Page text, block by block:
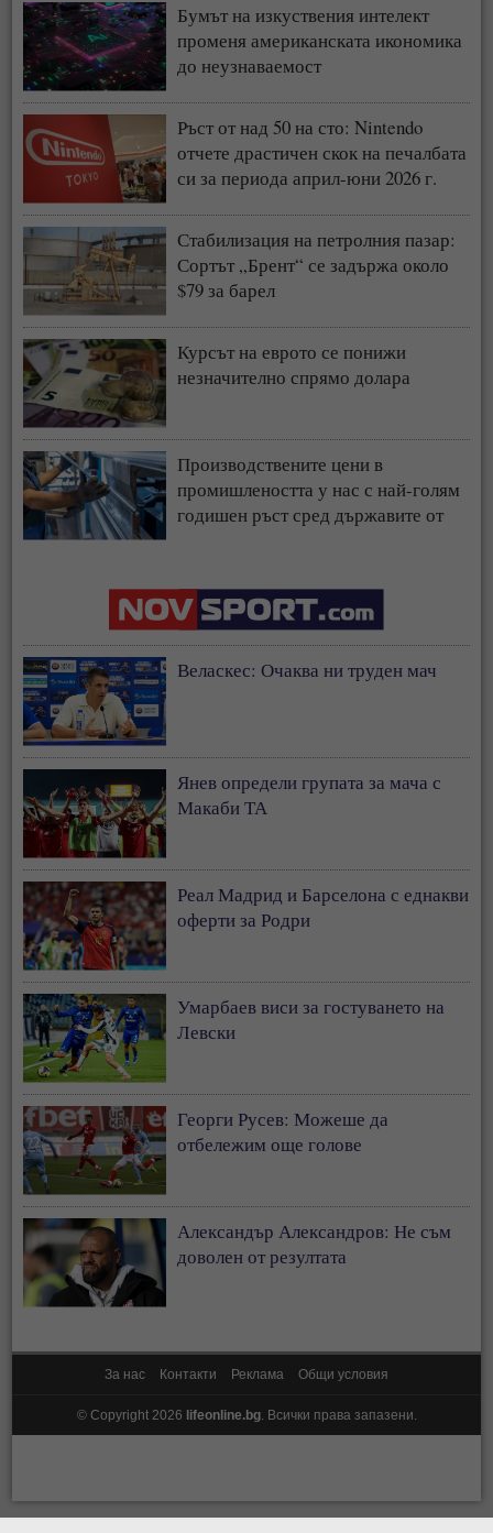
Бумът на изкуствения интелект
променя американската икономика
до неузнаваемост
Ръст от над 50 на сто: Nintendo
отчете драстичен скок на печалбата
си за периода април-юни 2026 г.
Стабилизация на петролния пазар:
Сортът „Брент“ се задържа около
$79 за барел
Курсът на еврото се понижи
незначително спрямо долара
Производствените цени в
промишлеността у нас с най-голям
годишен ръст сред държавите от
Веласкес: Очаква ни труден мач
Янев определи групата за мача с
Макаби ТА
Реал Мадрид и Барселона с еднакви
оферти за Родри
Умарбаев виси за гостуването на
Левски
Георги Русев: Можеше да
отбележим още голове
Александър Александров: Не съм
доволен от резултата
За нас Контакти Реклама Общи условия
© Copyright 2026 lifeonline.bg. Всички права запазени.